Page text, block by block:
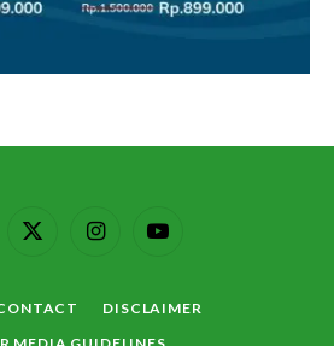
X
InstagramYouTube
DISCLAIMER